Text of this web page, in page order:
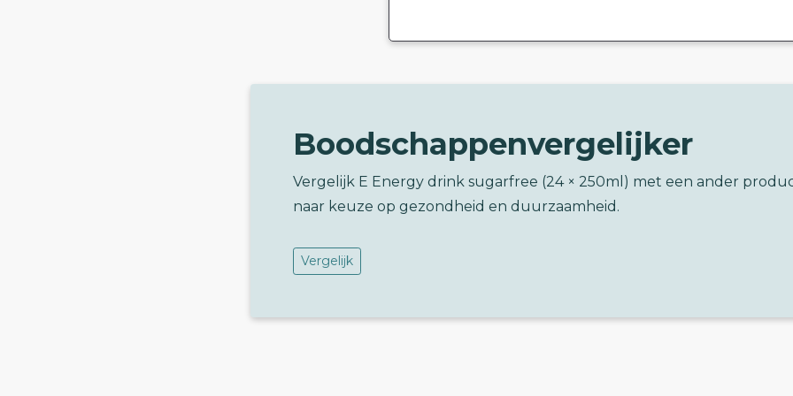
Boodschappenvergelijker
Vergelijk E Energy drink sugarfree (24 × 250ml) met een ander
naar keuze op gezondheid en duurzaamheid.
Vergelijk